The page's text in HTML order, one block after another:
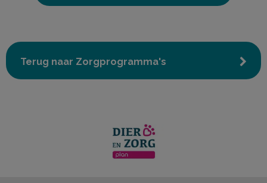
Terug naar Zorgprogramma's